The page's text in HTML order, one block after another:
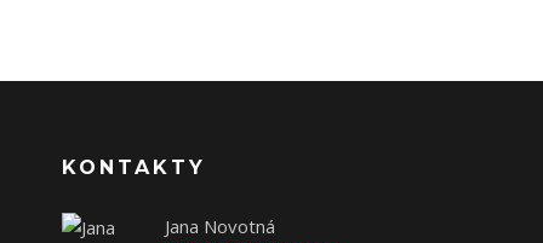
KONTAKTY
Jana Novotná